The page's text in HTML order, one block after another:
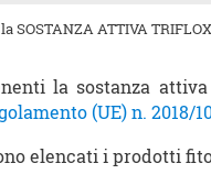
la sostanza attiva
(UE) n. 2018/
elencati i prodotti